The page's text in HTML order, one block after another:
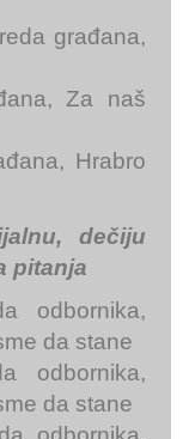
građana,
Za naš
Hrabro
dečiju
pitanja
odbornika,
da stane
odbornika,
da stane